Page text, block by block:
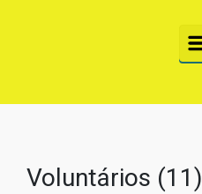
Voluntários (11)